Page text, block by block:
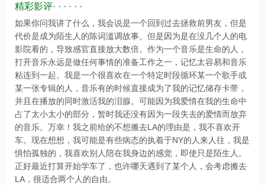
精彩影评· · · · · ·
如果你问我讲了什么，我会说是一个回到过去拯救前男友，但是
代价是成为陌生人的陈词滥调故事。但是因为是在没几个人的电
影院看的，导致感官直接放大数倍。作为一个音乐是生命的人，
打开音乐永远是做任何事情的准备工作之一，记忆太容易和音乐
粘连到一起。我是一个很喜欢在一个特定时段循环某一个歌手或
某一张专辑的人，音乐有的时候直接成为了我的记忆储存卡带，
并且在播放的同时激活我的泪腺。可能因为我爱情在我的生命中
占了太小太小的部分，暂时我还没有因为一段失去的爱情而放弃
的音乐。万幸！我之前给的不想搬去LA的理由是，我不喜欢开
车。现在想想，我可能是有些病态的执着于NY的人来人往，我是
惧怕孤独的，我喜欢别人陪在我身边的感觉，即使只是陌生人。
正好最近打算开始学车了，也许哪天遇到了某个人，会考虑搬去
LA，很适合两个人的自由。